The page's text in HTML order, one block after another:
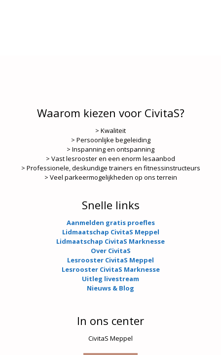
Waarom kiezen voor CivitaS?
> Kwaliteit
> Persoonlijke begeleiding
> Inspanning en ontspanning
> Vast lesrooster en een enorm lesaanbod
> Professionele, deskundige trainers en fitnessinstructeurs
> Veel parkeermogelijkheden op ons terrein
Snelle links
Aanmelden gratis proefles
Lidmaatschap CivitaS Meppel
Lidmaatschap CivitaS Marknesse
Over CivitaS
Lesrooster CivitaS Meppel
Lesrooster CivitaS Marknesse
Uitleg livestream
Nieuws & Blog
In ons center
CivitaS Meppel